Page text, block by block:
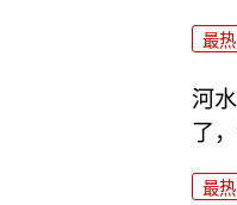
最热
河
了
最热